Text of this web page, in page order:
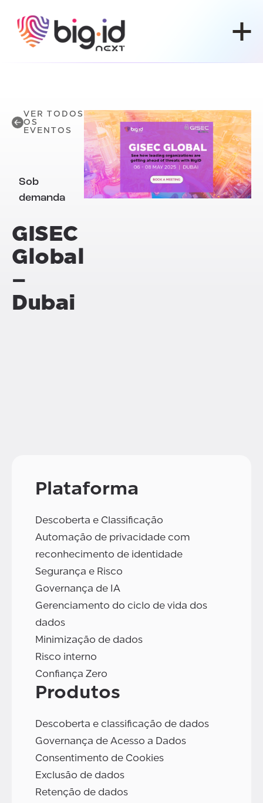
VER TODOS
OS
EVENTOS
Sob
demanda
GISEC
Global
–
Dubai
Plataforma
Descoberta e Classificação
Automação de privacidade com
reconhecimento de identidade
Segurança e Risco
Governança de IA
Gerenciamento do ciclo de vida dos
dados
Minimização de dados
Risco interno
Confiança Zero
Produtos
Descoberta e classificação de dados
Governança de Acesso a Dados
Consentimento de Cookies
Exclusão de dados
Retenção de dados